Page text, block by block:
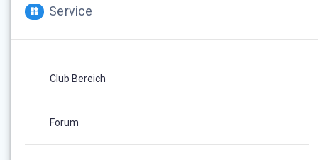
Service
Club Bereich
Forum